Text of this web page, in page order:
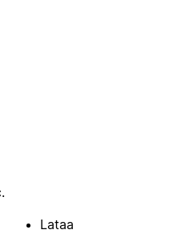
Lataa